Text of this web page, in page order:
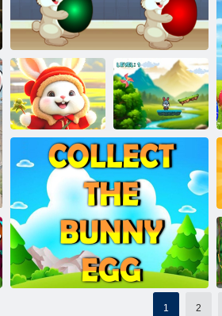
Útěk s Velikonočním králíkem
Puzzle: králičí
cestovatel
Cukrová
kaskáda
1 2